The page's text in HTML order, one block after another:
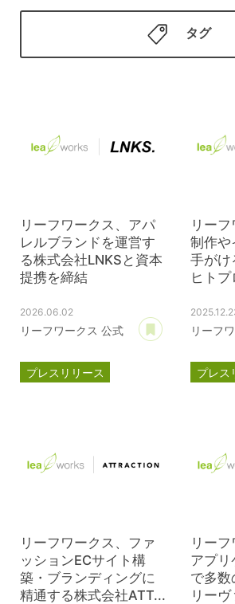
タグ
リーフワークス、アパ
レルブランドを運営す
る株式会社LNKSと資本
提携を締結
2026.06.02
リーフワークス 公式
あとで読む
プレスリリース
リー
制作や
手がけ
ヒト
リーフ
プレス
リーフワークス、ファ
ッションECサイト構
築・ブランディングに
精通する株式会社ATT...
リー
アプリ
で多数
リー